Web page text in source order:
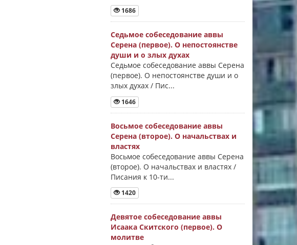
1686
Седьмое собеседование аввы
Серена (первое). О непостоянстве
души и о злых духах
Седьмое собеседование аввы Серена
(первое). О непостоянстве души и о
злых духах / Пис...
1646
Восьмое собеседование аввы
Серена (второе). О начальствах и
властях
Восьмое собеседование аввы Серена
(второе). О начальствах и властях /
Писания к 10-ти...
1420
Девятое собеседование аввы
Исаака Скитского (первое). О
молитве